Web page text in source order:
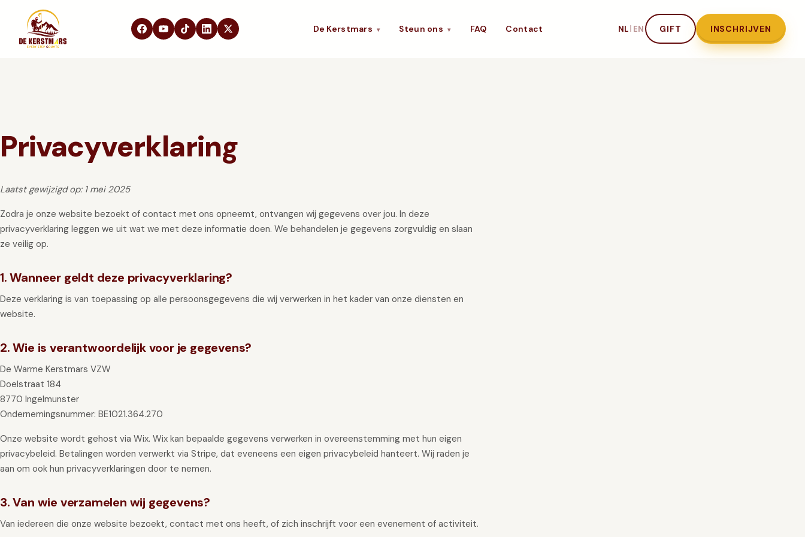
De Kerstmars ▾ Steun ons ▾ FAQ Contact NL| EN GIFT INSCHRIJVEN
Beleving
Samenwerken
In de media
GIFT INSCHRIJVEN
Privacyverklaring
Laatst gewijzigd op: 1 mei 2025
Zodra je onze website bezoekt of contact met ons opneemt, ontvangen wij gegevens over jou. In deze
privacyverklaring leggen we uit wat we met deze informatie doen. We behandelen je gegevens zorgvuldig en slaan
ze veilig op.
1. Wanneer geldt deze privacyverklaring?
Deze verklaring is van toepassing op alle persoonsgegevens die wij verwerken in het kader van onze diensten en
website.
2. Wie is verantwoordelijk voor je gegevens?
De Warme Kerstmars VZW
Doelstraat 184
8770 Ingelmunster
Ondernemingsnummer: BE1021.364.270
Onze website wordt gehost via Wix. Wix kan bepaalde gegevens verwerken in overeenstemming met hun eigen
privacybeleid. Betalingen worden verwerkt via Stripe, dat eveneens een eigen privacybeleid hanteert. Wij raden je
aan om ook hun privacyverklaringen door te nemen.
3. Van wie verzamelen wij gegevens?
Van iedereen die onze website bezoekt, contact met ons heeft, of zich inschrijft voor een evenement of activiteit.